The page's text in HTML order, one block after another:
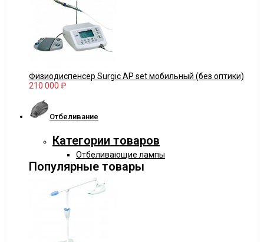
Физиодиспенсер Surgic AP set мобильный (без оптики)
210 000 ₽
Отбеливание
Категории товаров
Отбеливающие лампы
Популярные товары